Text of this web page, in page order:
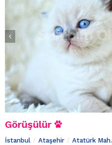
Görüşülür
İstanbul Ataşehir Atatürk Mah.